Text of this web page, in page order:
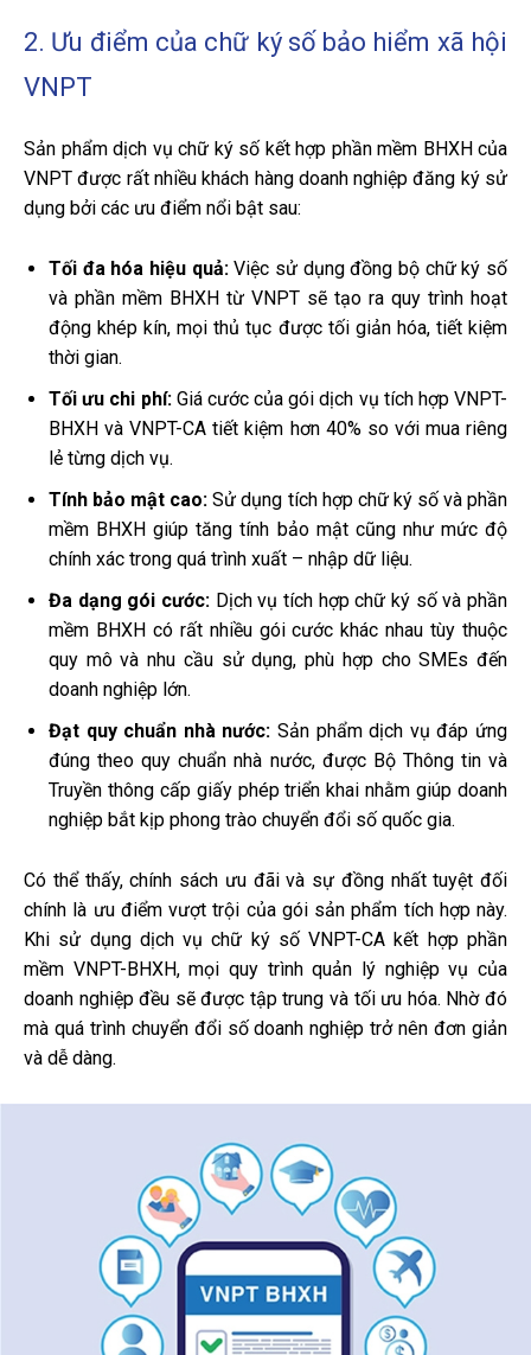
2. Ưu điểm của chữ ký số bảo hiểm xã hội
VNPT
Sản phẩm dịch vụ chữ ký số kết hợp phần mềm BHXH của
VNPT được rất nhiều khách hàng doanh nghiệp đăng ký sử
dụng bởi các ưu điểm nổi bật sau:
Tối đa hóa hiệu quả:Việc sử dụng đồng bộ chữ ký số
và phần mềm BHXH từ VNPT sẽ tạo ra quy trình hoạt
động khép kín, mọi thủ tục được tối giản hóa, tiết kiệm
thời gian.
Tối ưu chi phí: Giá cước của gói dịch vụ tích hợp VNPT-
BHXH và VNPT-CA tiết kiệm hơn 40% so với mua riêng
lẻ từng dịch vụ.
Tính bảo mật cao:Sử dụng tích hợp chữ ký số và phần
mềm BHXH giúp tăng tính bảo mật cũng như mức độ
chính xác trong quá trình xuất – nhập dữ liệu.
Đa dạng gói cước: Dịch vụ tích hợp chữ ký số và phần
mềm BHXH có rất nhiều gói cước khác nhau tùy thuộc
quy mô và nhu cầu sử dụng, phù hợp cho SMEs đến
doanh nghiệp lớn.
Đạt quy chuẩn nhà nước: Sản phẩm dịch vụ đáp ứng
đúng theo quy chuẩn nhà nước, được Bộ Thông tin và
Truyền thông cấp giấy phép triển khai nhằm giúp doanh
nghiệp bắt kịp phong trào chuyển đổi số quốc gia.
Có thể thấy, chính sách ưu đãi và sự đồng nhất tuyệt đối
chính là ưu điểm vượt trội của gói sản phẩm tích hợp này.
Khi sử dụng dịch vụ chữ ký số VNPT-CA kết hợp phần
mềm VNPT-BHXH, mọi quy trình quản lý nghiệp vụ của
doanh nghiệp đều sẽ được tập trung và tối ưu hóa. Nhờ đó
mà quá trình chuyển đổi số doanh nghiệp trở nên đơn giản
và dễ dàng.